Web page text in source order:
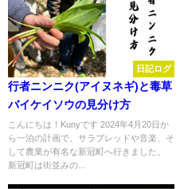
日記ログ
行者ニンニク(アイヌネギ)と毒草
バイケイソウの見分け方
こんにちは！Kunyです 2024年4月20日か
ら一泊の計画で、サラブレッドや音楽、そ
して農業が有名な新冠町へ行きました。
新冠町は街並みの...